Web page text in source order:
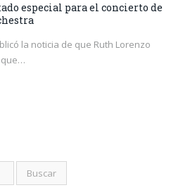
especial para el concierto de
la noticia de que Ruth Lorenzo
que…